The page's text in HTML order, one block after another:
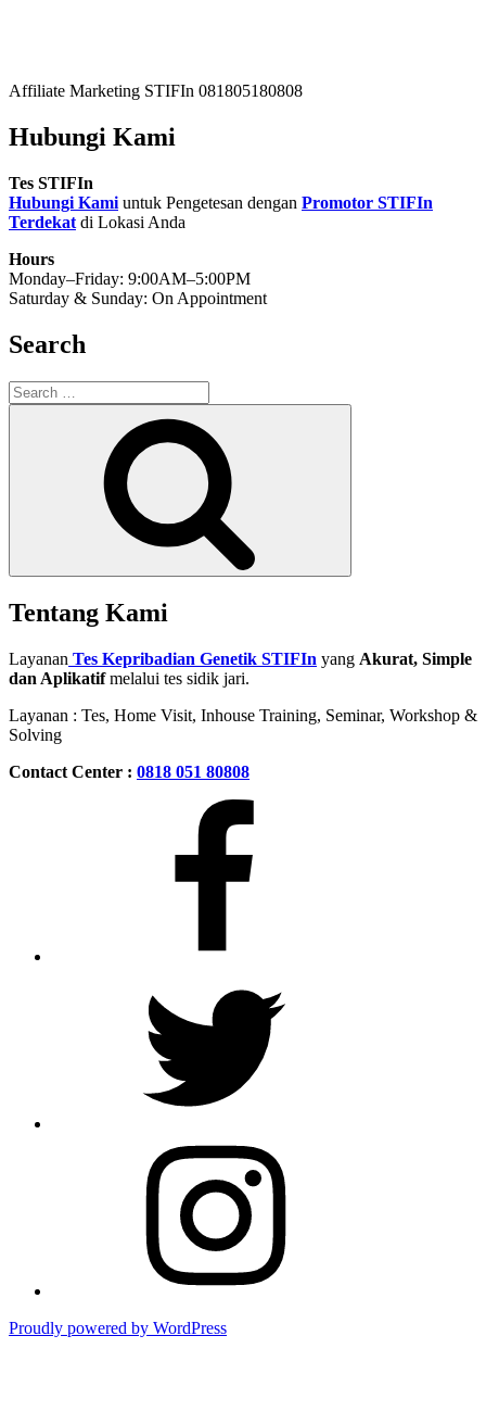
Affiliate Marketing STIFIn 081805180808
Hubungi Kami
Tes STIFIn
Hubungi Kami untuk Pengetesan dengan Promotor STIFIn
Terdekat di Lokasi Anda
Hours
Monday–Friday: 9:00AM–5:00PM
Saturday & Sunday: On Appointment
Search
Search
for:
Tentang Kami
Layanan Tes Kepribadian Genetik STIFIn yang Akurat, Simple
dan Aplikatifmelalui tes sidik jari.
Layanan : Tes, Home Visit, Inhouse Training, Seminar, Workshop &
Solving
Contact Center : 0818 051 80808
Proudly powered by WordPress